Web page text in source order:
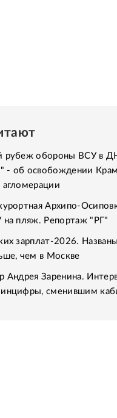
рубеж обороны ВСУ в
- об освобождении
агломерации
Архипо-
на пляж. Репортаж "РГ"
зарплат-2026.
чем в Москве
Андрея Заренина.
сменившим